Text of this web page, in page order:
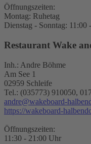
Öffnungszeiten:
Montag: Ruhetag
Dienstag - Sonntag:
Restaurant Wake
Inh.: Andre Böhme
Am See 1
02959 Schleife
Tel.: (035773) 910050,
andre@wakeboard-
https://wakeboard-
Öffnungszeiten:
11:30 - 21:00 Uhr